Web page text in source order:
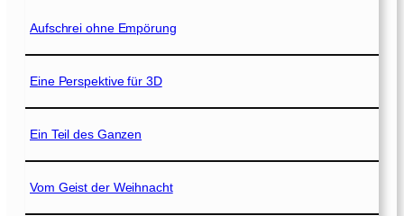
Aufschrei ohne Empörung
Eine Perspektive für 3D
Ein Teil des Ganzen
Vom Geist der Weihnacht